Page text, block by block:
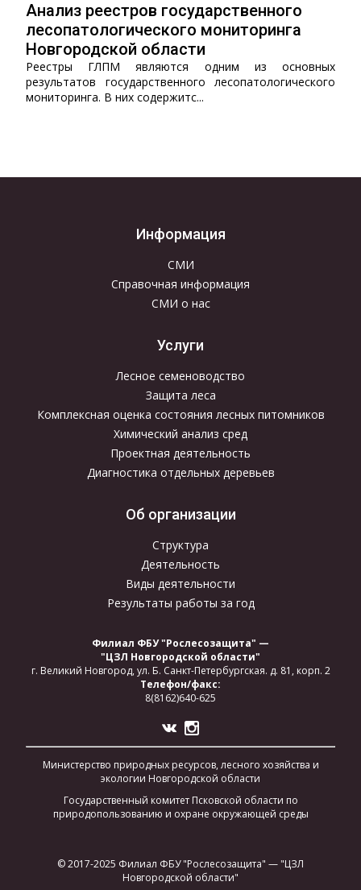
Анализ реестров государственного
лесопатологического мониторинга
Новгородской области
Реестры ГЛПМ являются одним из основных
результатов государственного лесопатологического
мониторинга. В них содержитс...
Информация
СМИ
Справочная информация
СМИ о нас
Услуги
Лесное семеноводство
Защита леса
Комплексная оценка состояния лесных питомников
Химический анализ сред
Проектная деятельность
Диагностика отдельных деревьев
Об организации
Структура
Деятельность
Виды деятельности
Результаты работы за год
Филиал ФБУ "Рослесозащита" —
"ЦЗЛ Новгородской области"
г. Великий Новгород, ул. Б. Санкт-Петербургская. д. 81, корп. 2
Телефон/факс:
8(8162)640-625
Министерство природных ресурсов, лесного хозяйства и
экологии Новгородской области
Государственный комитет Псковской области по
природопользованию и охране окружающей среды
© 2017-2025 Филиал ФБУ "Рослесозащита" — "ЦЗЛ
Новгородской области"